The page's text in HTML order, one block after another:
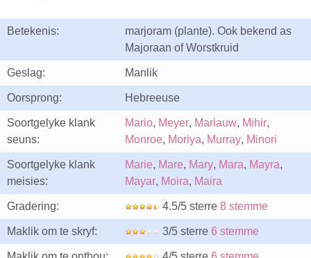
Betekenis:
marjoram (plante). Ook bekend as
Majoraan of Worstkruid
Geslag: Manlik
Oorsprong: Hebreeuse
Soortgelyke klank
seuns:
Mario, Meyer, Mariauw, Mihir,
Monroe, Moriya, Murray, Minori
Soortgelyke klank
meisies:
Marie, Mare, Mary, Mara, Mayra,
Mayar, Moira, Maira
Gradering: 4.5/5 sterre 8 stemme
Maklik om te skryf: 3/5 sterre 6 stemme